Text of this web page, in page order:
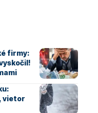
firmy:
vietor